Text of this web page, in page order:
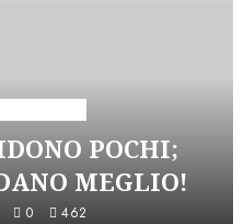
POCHI;
MEGLIO!
0 462